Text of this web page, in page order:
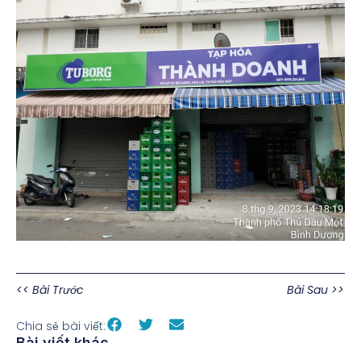
<< Bài Trước Bài Sau >>
Chia sẻ bài viết: